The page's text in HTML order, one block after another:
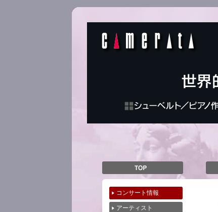
コンサート情報
アーティスト